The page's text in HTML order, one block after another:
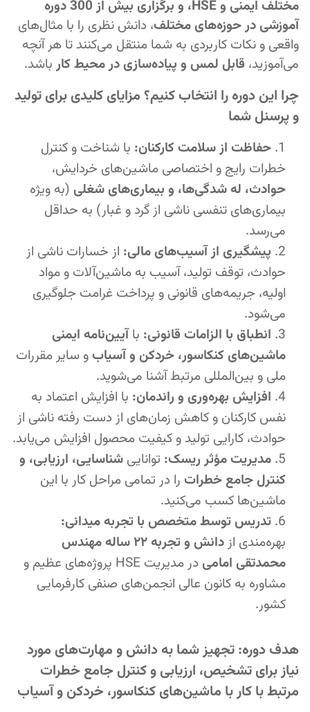
مختلف ایمنی و HSE، و برگزاری بیش از 300 دوره
آموزشی در حوزه‌های مختلف، دانش نظری را با مثال‌های
واقعی و نکات کاربردی به شما منتقل می‌کنند تا هر آنچه
می‌آموزید، قابل لمس و پیاده‌سازی در محیط کار باشد.
چرا این دوره را انتخاب کنیم؟ مزایای کلیدی برای تولید
و پرسنل شما
حفاظت از سلامت کارکنان: با شناخت و کنترل
خطرات رایج و اختصاصی ماشین‌های خردایش،
حوادث، له شدگی‌ها، و بیماری‌های شغلی (به ویژه
بیماری‌های تنفسی ناشی از گرد و غبار) به حداقل
می‌رسد.
پیشگیری از آسیب‌های مالی: از خسارات ناشی از
حوادث، توقف تولید، آسیب به ماشین‌آلات و مواد
اولیه، جریمه‌های قانونی و پرداخت غرامت جلوگیری
می‌شود.
انطباق با الزامات قانونی: باآیین‌نامه ایمنی
ماشین‌های کنکاسور، خردکن و آسیابو سایر مقررات
ملی و بین‌المللی مرتبط آشنا می‌شوید.
افزایش بهره‌وری و راندمان: با افزایش اعتماد به
نفس کارکنان و کاهش زمان‌های از دست رفته ناشی از
حوادث، کارایی تولید و کیفیت محصول افزایش می‌یابد.
مدیریت مؤثر ریسک: توانایی شناسایی، ارزیابی، و
کنترل جامع خطرات را در تمامی مراحل کار با این
ماشین‌ها کسب می‌کنید.
تدریس توسط متخصص با تجربه میدانی:
بهره‌مندی از
دانش و تجربه ۲۲ ساله مهندس
محمدتقی امامی
در مدیریت HSE پروژه‌های عظیم و
مشاوره به کانون عالی انجمن‌های صنفی کارفرمایی
کشور.
هدف دوره: تجهیز شما به دانش و مهارت‌های مورد
نیاز برای تشخیص، ارزیابی و کنترل جامع خطرات
مرتبط با کار با ماشین‌های کنکاسور، خردکن و آسیاب